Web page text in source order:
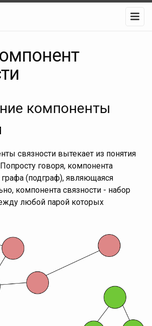
компоненты
связности вытекает из понятия
говоря, компонента
графа (подграф), являющаяся
компонента связности - набор
любой парой которых